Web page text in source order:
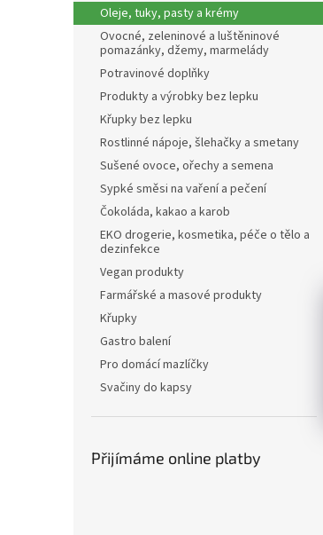
Oleje, tuky, pasty a krémy
Ovocné, zeleninové a luštěninové
pomazánky, džemy, marmelády
Potravinové doplňky
Produkty a výrobky bez lepku
Křupky bez lepku
Rostlinné nápoje, šlehačky a smetany
Sušené ovoce, ořechy a semena
Sypké směsi na vaření a pečení
Čokoláda, kakao a karob
EKO drogerie, kosmetika, péče o tělo a
dezinfekce
Vegan produkty
Farmářské a masové produkty
Křupky
Gastro balení
Pro domácí mazlíčky
Svačiny do kapsy
Přijímáme online platby